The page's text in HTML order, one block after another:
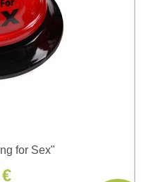
for Sex"